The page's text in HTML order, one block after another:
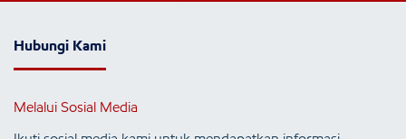
Hubungi Kami
Melalui Sosial Media